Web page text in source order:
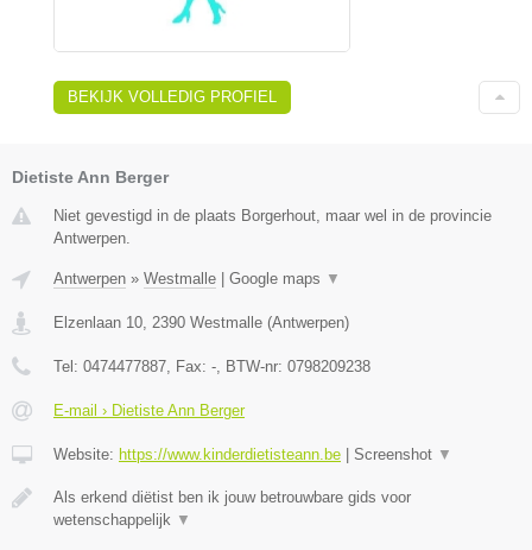
BEKIJK VOLLEDIG PROFIEL
Dietiste Ann Berger
Niet gevestigd in de plaats Borgerhout, maar wel in de provincie
Antwerpen.
Antwerpen » Westmalle Google maps ▼
Elzenlaan 10, 2390 Westmalle (Antwerpen)
Tel: 0474477887, Fax: -, BTW-nr: 0798209238
E-mail › Dietiste Ann Berger
Website: https://www.kinderdietisteann.be Screenshot ▼
Als erkend diëtist ben ik jouw betrouwbare gids voor
wetenschappelijk ▼